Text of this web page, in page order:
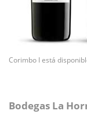
Corimbo I está
Bodegas La